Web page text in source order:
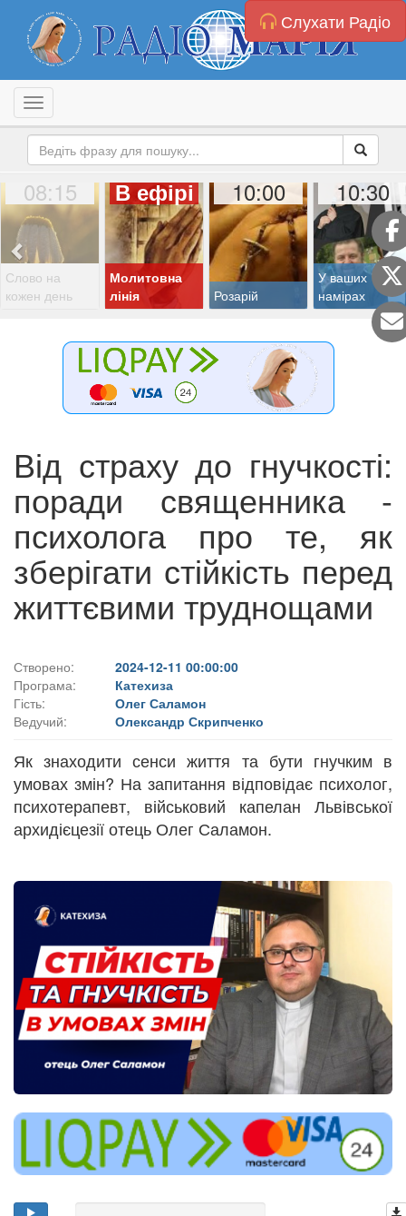
Слухати Радіо
Toggle navigation
08:15
Слово на
кожен день
В ефірі
Молитовна
лінія
10:00
Розарій
10:30
У ваших
намірах
Від страху до гнучкості:
поради священника -
психолога про те, як
зберігати стійкість перед
життєвими труднощами
Створено:
2024-12-11 00:00:00
Програма:
Катехиза
Гість:
Олег Саламон
Ведучий:
Олександр Скрипченко
Як знаходити сенси життя та бути гнучким в
умовах змін? На запитання відповідає психолог,
психотерапевт, військовий капелан Львівської
архидієцезії отець Олег Саламон.